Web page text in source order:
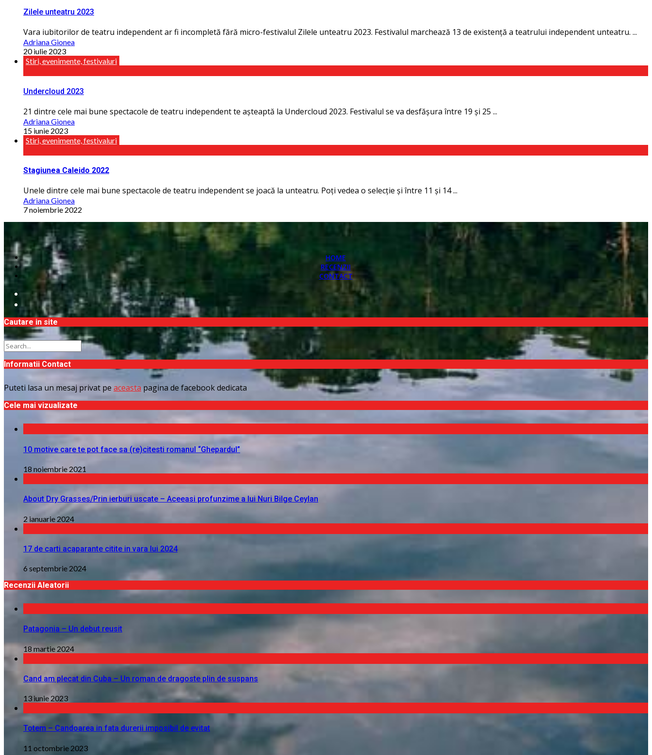
Zilele unteatru 2023
Vara iubitorilor de teatru independent ar fi incompletă fără micro-festivalul Zilele unteatru 2023. Festivalul marchează 13 de existenţă a teatrului independent unteatru. ...
Adriana Gionea
20 iulie 2023
Stiri, evenimente, festivaluri
Undercloud 2023
21 dintre cele mai bune spectacole de teatru independent te așteaptă la Undercloud 2023. Festivalul se va desfășura între 19 și 25 ...
Adriana Gionea
15 iunie 2023
Stiri, evenimente, festivaluri
Stagiunea Caleido 2022
Unele dintre cele mai bune spectacole de teatru independent se joacă la unteatru. Poţi vedea o selecţie și între 11 și 14 ...
Adriana Gionea
7 noiembrie 2022
HOME
RECENZII
CONTACT
Cautare in site
Informatii Contact
Puteti lasa un mesaj privat pe aceasta pagina de facebook dedicata
Cele mai vizualizate
10 motive care te pot face sa (re)citesti romanul “Ghepardul”
18 noiembrie 2021
About Dry Grasses/Prin ierburi uscate – Aceeasi profunzime a lui Nuri Bilge Ceylan
2 ianuarie 2024
17 de carti acaparante citite in vara lui 2024
6 septembrie 2024
Recenzii Aleatorii
Patagonia – Un debut reusit
18 martie 2024
Cand am plecat din Cuba – Un roman de dragoste plin de suspans
13 iunie 2023
Totem – Candoarea in fata durerii imposibil de evitat
11 octombrie 2023